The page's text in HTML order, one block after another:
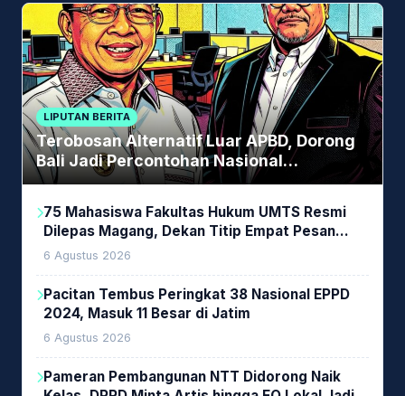
LIPUTAN BERITA
Terobosan Alternatif Luar APBD, Dorong
Bali Jadi Percontohan Nasional
Pembiayaan Daerah
75 Mahasiswa Fakultas Hukum UMTS Resmi
Dilepas Magang, Dekan Titip Empat Pesan
Penting
6 Agustus 2026
Pacitan Tembus Peringkat 38 Nasional EPPD
2024, Masuk 11 Besar di Jatim
6 Agustus 2026
Pameran Pembangunan NTT Didorong Naik